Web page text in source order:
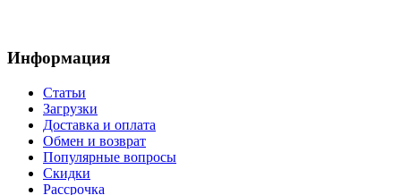
Информация
Статьи
Загрузки
Доставка и оплата
Обмен и возврат
Популярные вопросы
Скидки
Рассрочка